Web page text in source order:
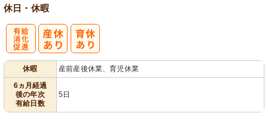
休日・休暇
休暇
産前産後休業、育児休業
6ヵ月経過
後の年次
有給日数
5日